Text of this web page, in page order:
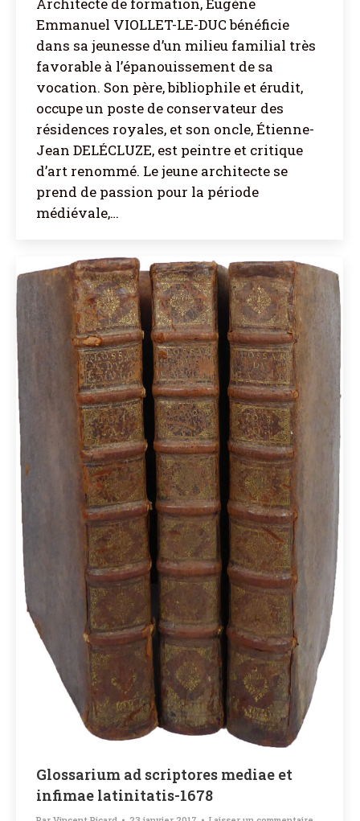
Architecte de formation, Eugène
Emmanuel VIOLLET-LE-DUC bénéficie
dans sa jeunesse d’un milieu familial très
favorable à l’épanouissement de sa
vocation. Son père, bibliophile et érudit,
occupe un poste de conservateur des
résidences royales, et son oncle, Étienne-
Jean DELÉCLUZE, est peintre et critique
d’art renommé. Le jeune architecte se
prend de passion pour la période
médiévale,…
Glossarium ad scriptores mediae et
infimae latinitatis-1678